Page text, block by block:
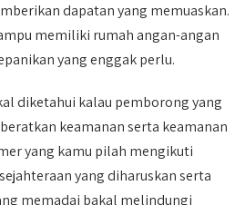
dapatan yang memuaskan.
memiliki rumah angan-angan
yang enggak perlu.
diketahui kalau pemborong yang
keamanan serta keamanan
yang kamu pilah mengikuti
yang diharuskan serta
memadai bakal melindungi